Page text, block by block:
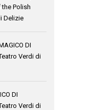
Polish
Delizie
DI
Verdi di
DI
Verdi di